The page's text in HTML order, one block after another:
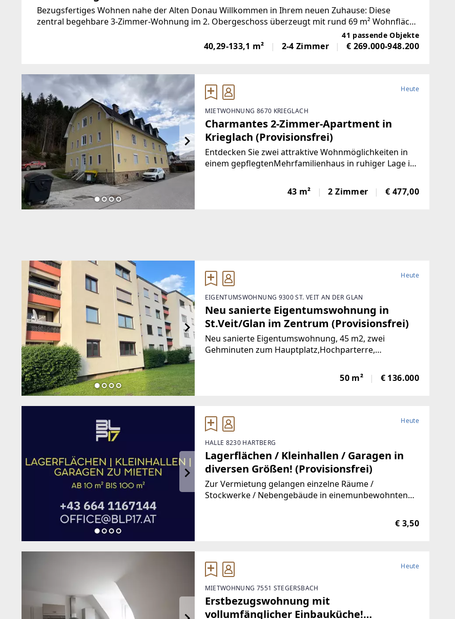
Bezugsfertiges Wohnen nahe der Alten Donau Willkommen in Ihrem neuen Zuhause: Diese
zentral begehbare 3-Zimmer-Wohnung im 2. Obergeschoss überzeugt mit rund 69 m² Wohnfläche
41 passende Objekte
40,29-133,1 m² 2-4 Zimmer € 269.000-948.200
Heute
MIETWOHNUNG 8670 KRIEGLACH
Charmantes 2-Zimmer-Apartment in
Krieglach (Provisionsfrei)
Entdecken Sie zwei attraktive Wohnmöglichkeiten in
einem gepflegtenMehrfamilienhaus in ruhiger Lage in
BruttoFrisch und wie neu: Diese 43 m² große Wohnung
wurde komplett saniert. NeueKüche,
43 m² 2 Zimmer € 477,00
Heute
EIGENTUMSWOHNUNG 9300 ST. VEIT AN DER GLAN
Neu sanierte Eigentumswohnung in
St.Veit/Glan im Zentrum (Provisionsfrei)
Neu sanierte Eigentumswohnung, 45 m2, zwei
Gehminuten zum Hauptplatz,Hochparterre,
Grüne, mangelangt über nur 4 Stufen in die Wohnung,
Kindergarten, Volksschule,Mittelschule, Gymnasium,
50 m² € 136.000
Heute
HALLE 8230 HARTBERG
Lagerflächen / Kleinhallen / Garagen in
diversen Größen! (Provisionsfrei)
Zur Vermietung gelangen einzelne Räume /
Stockwerke / Nebengebäude in einemunbewohnten
Räumlichkeiten, stehen Ihnen Größen vonca. 10 m² bis
€ 3,50
Heute
MIETWOHNUNG 7551 STEGERSBACH
Erstbezugswohnung mit
vollumfänglicher Einbauküche!